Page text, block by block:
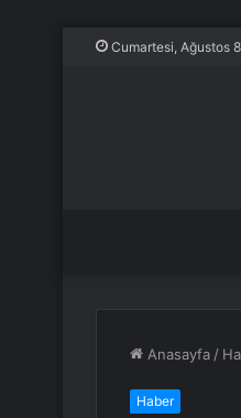
Cumartesi, Ağustos
Anasayfa /
Haber